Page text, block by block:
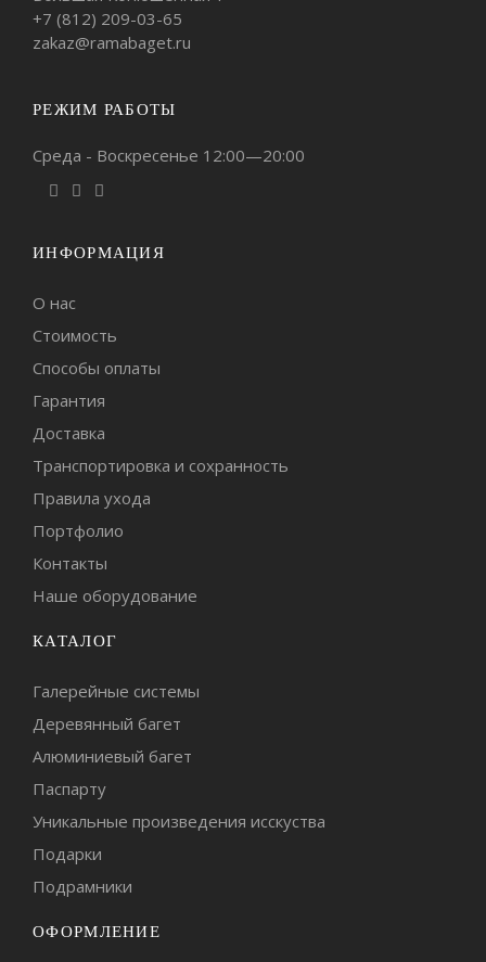
+7 (812) 209-03-65
zakaz@ramabaget.ru
РЕЖИМ РАБОТЫ
Среда - Воскресенье 12:00—20:00
ИНФОРМАЦИЯ
О нас
Стоимость
Способы оплаты
Гарантия
Доставка
Транспортировка и сохранность
Правила ухода
Портфолио
Контакты
Наше оборудование
КАТАЛОГ
Галерейные системы
Деревянный багет
Алюминиевый багет
Паспарту
Уникальные произведения исскуства
Подарки
Подрамники
ОФОРМЛЕНИЕ